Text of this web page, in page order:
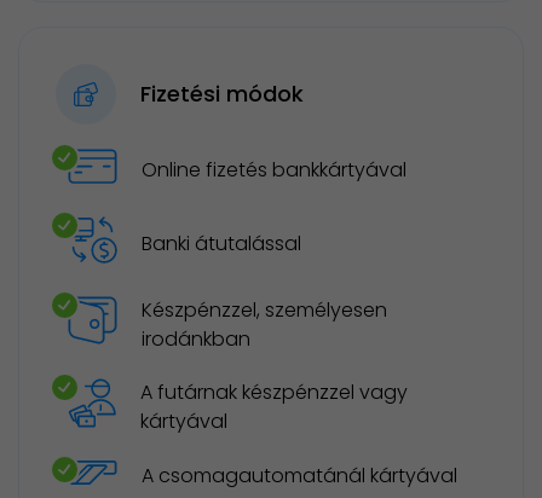
Fizetési módok
Online fizetés bankkártyával
Banki átutalással
Készpénzzel, személyesen
irodánkban
A futárnak készpénzzel vagy
kártyával
A csomagautomatánál kártyával